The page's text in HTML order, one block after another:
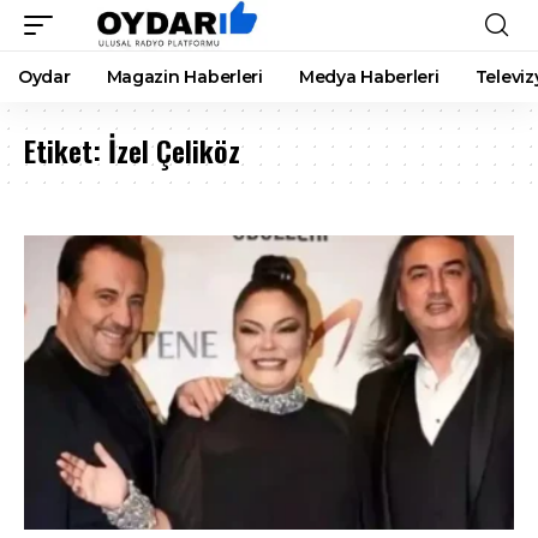
Oydar Magazin Haberleri Medya Haberleri
Etiket: İzel Çeliköz